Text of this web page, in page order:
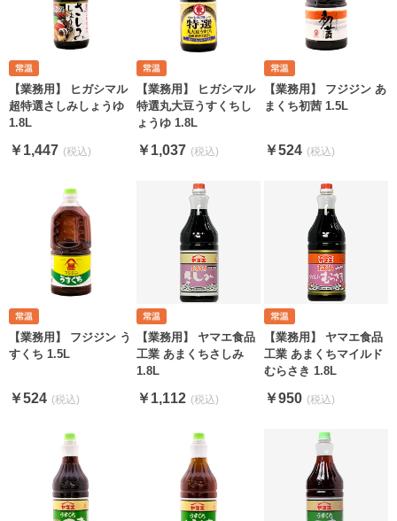
【業務用】 ヒガシマル
超特選さしみしょうゆ
1.8L
￥1,447
【業務用】 ヒガシマル
特選丸大豆うすくちし
ょうゆ 1.8L
￥1,037
【業務用】 フジジン あ
まくち初茜 1.5L
￥524
【業務用】 フジジン う
すくち 1.5L
￥524
【業務用】 ヤマエ食品
工業 あまくちさしみ
1.8L
￥1,112
【業務用】 ヤマエ食品
工業 あまくちマイルド
むらさき 1.8L
￥950